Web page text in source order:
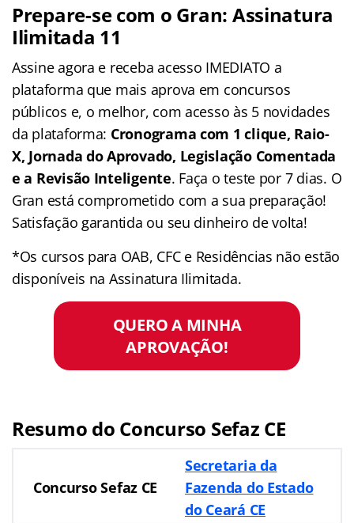
Prepare-se com o Gran: Assinatura
Ilimitada 11
Assine agora e receba acesso IMEDIATO a
plataforma que mais aprova em concursos
públicos e, o melhor, com acesso às 5 novidades
da plataforma: Cronograma com 1 clique, Raio-
X, Jornada do Aprovado, Legislação Comentada
e a Revisão Inteligente. Faça o teste por 7 dias. O
Gran está comprometido com a sua preparação!
Satisfação garantida ou seu dinheiro de volta!
*Os cursos para OAB, CFC e Residências não estão
disponíveis na Assinatura Ilimitada.
QUERO A MINHA
APROVAÇÃO!
Resumo do Concurso Sefaz CE
Concurso Sefaz CE
Secretaria da
Fazenda do Estado
do Ceará CE